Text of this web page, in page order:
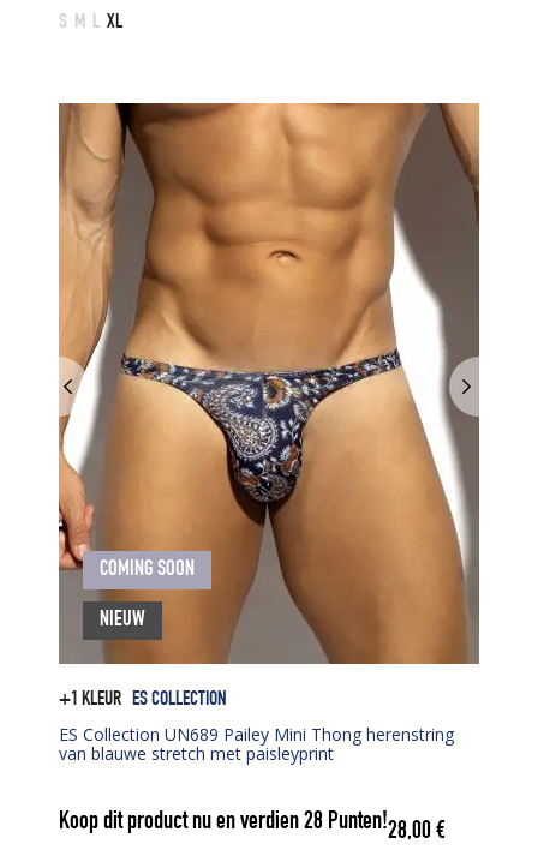
S M L XL
+1 KLEUR ES COLLECTION
ES Collection UN689 Pailey Mini Thong herenstring
van blauwe stretch met paisleyprint
Koop dit product nu en verdien28 Punten!28,00€
COMING SOON
NIEUW